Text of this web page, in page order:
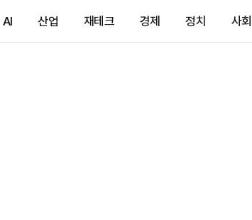
AI 산업 재테크 경제 정치 사